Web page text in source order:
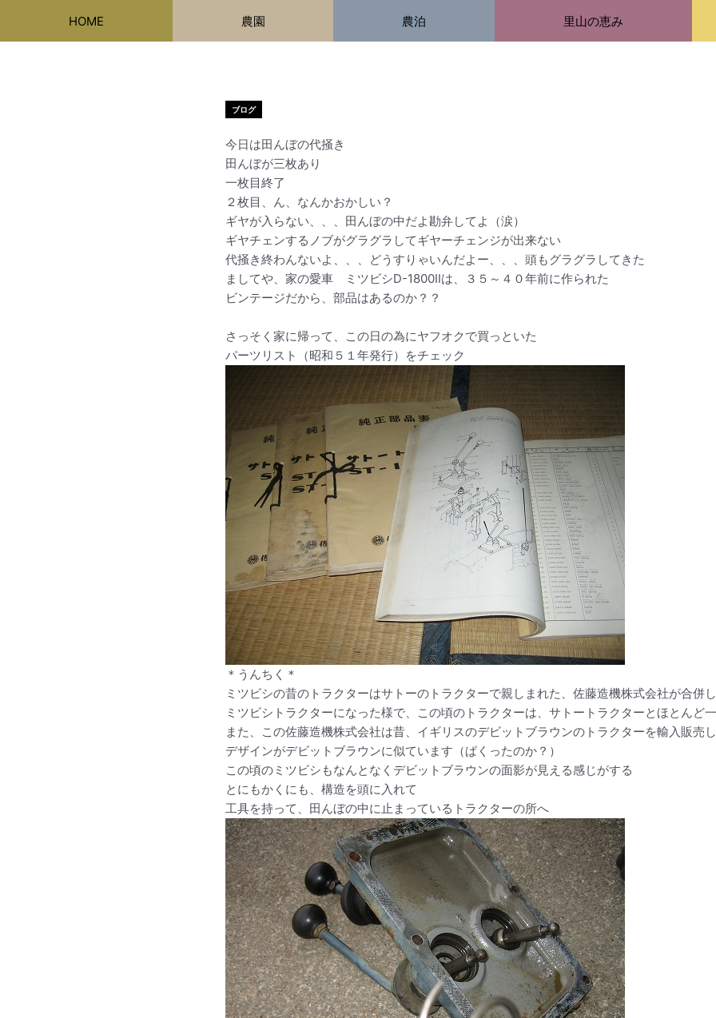
を
HOME 農園 農泊 里山の恵み
ブログ
今日は田んぼの代掻き
田んぼが三枚あり
一枚目終了
２枚目、ん、なんかおかしい？
ギヤが入らない、、、田んぼの中だよ勘弁してよ（涙）
ギヤチェンするノブがグラグラしてギヤーチェンジが出来ない
代掻き終わんないよ、、、どうすりゃいんだよー、、、頭もグラグラしてきた
ましてや、家の愛車 ミツビシD-1800Ⅱは、３５～４０年前に作られた
ビンテージだから、部品はあるのか？？
さっそく家に帰って、この日の為にヤフオクで買っといた
パーツリスト（昭和５１年発行）をチェック
＊うんちく＊
ミツビシの昔のトラクターはサトーのトラクターで親しまれた、佐藤造機株式会社が合併
ミツビシトラクターになった様で、この頃のトラクターは、サトートラクターとほとんど一
また、この佐藤造機株式会社は昔、イギリスのデビットブラウンのトラクターを輸入販売
デザインがデビットブラウンに似ています（ぱくったのか？）
この頃のミツビシもなんとなくデビットブラウンの面影が見える感じがする
とにもかくにも、構造を頭に入れて
工具を持って、田んぼの中に止まっているトラクターの所へ